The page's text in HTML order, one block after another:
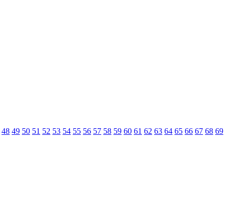
48 49 50 51 52 53 54 55 56 57 58 59 60 61 62 63 64 65 66 67 68 69